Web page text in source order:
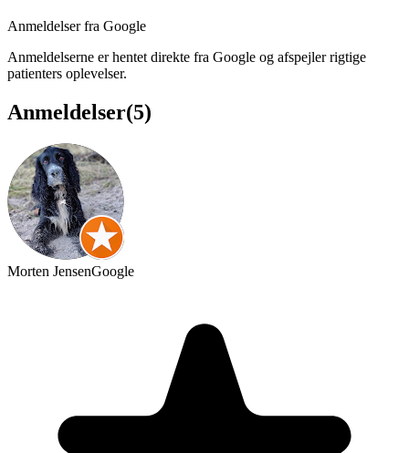
Anmeldelser fra Google
Anmeldelserne er hentet direkte fra Google og afspejler rigtige
patienters oplevelser.
Anmeldelser(5)
Morten JensenGoogle